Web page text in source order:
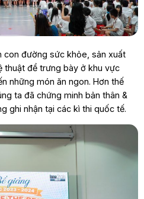
con đường sức khỏe, sản xuất
thuật để trưng bày ở khu vực
những món ăn ngon. Hơn thế
ta đã chứng minh bản thân &
ghi nhận tại các kì thi quốc tế.